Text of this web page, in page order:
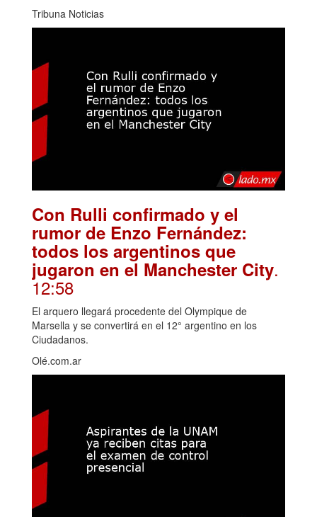
Tribuna Noticias
Con Rulli confirmado y el
rumor de Enzo Fernández:
todos los argentinos que
jugaron en el Manchester City.
12:58
El arquero llegará procedente del Olympique de
Marsella y se convertirá en el 12° argentino en los
Ciudadanos.
Olé.com.ar